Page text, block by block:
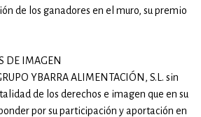
de los ganadores en el muro, su premio
DE IMAGEN
YBARRA ALIMENTACIÓN, S.L. sin
de los derechos e imagen que en su
por su participación y aportación en